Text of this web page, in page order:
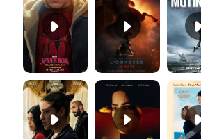
Les Silences de Riyad Bande-annonce VO STFR